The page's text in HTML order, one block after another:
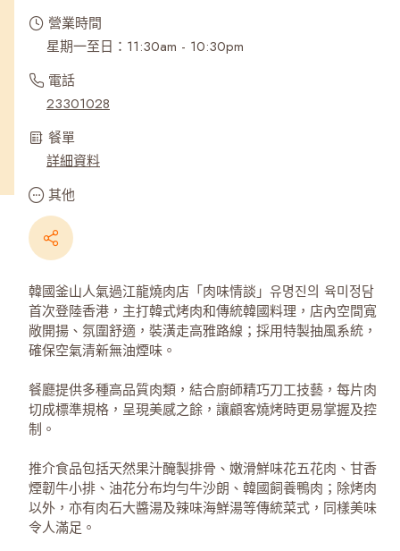
營業時間
星期一至日：11:30am - 10:30pm
電話
23301028
餐單
詳細資料
其他
韓國釜山人氣過江龍燒肉店「肉味情談」유명진의 육미정담
首次登陸香港，主打韓式烤肉和傳統韓國料理，店內空間寬
敞開揚、氛圍舒適，裝潢走高雅路線；採用特製抽風系統，
確保空氣清新無油煙味。
餐廳提供多種高品質肉類，結合廚師精巧刀工技藝，每片肉
切成標準規格，呈現美感之餘，讓顧客燒烤時更易掌握及控
制。
推介食品包括天然果汁醃製排骨、嫩滑鮮味花五花肉、甘香
煙韌牛小排、油花分布均勻牛沙朗、韓國飼養鴨肉；除烤肉
以外，亦有肉石大醬湯及辣味海鮮湯等傳統菜式，同樣美味
令人滿足。